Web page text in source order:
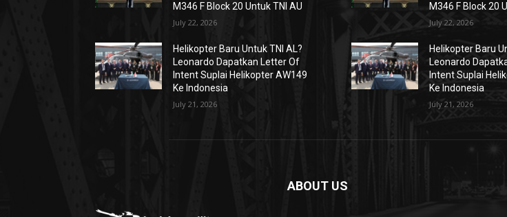
M346 F Block 20 Untuk TNI AU
July 22, 2026
Helikopter Baru Untuk TNI AL?
Leonardo Dapatkan Letter Of
Intent Suplai Helikopter AW149
Ke Indonesia
July 21, 2026
M346 F Block 20
July 22, 2026
Helikopter Baru
Leonardo
Intent Suplai
Ke Indonesia
July 21, 2026
ABOUT US